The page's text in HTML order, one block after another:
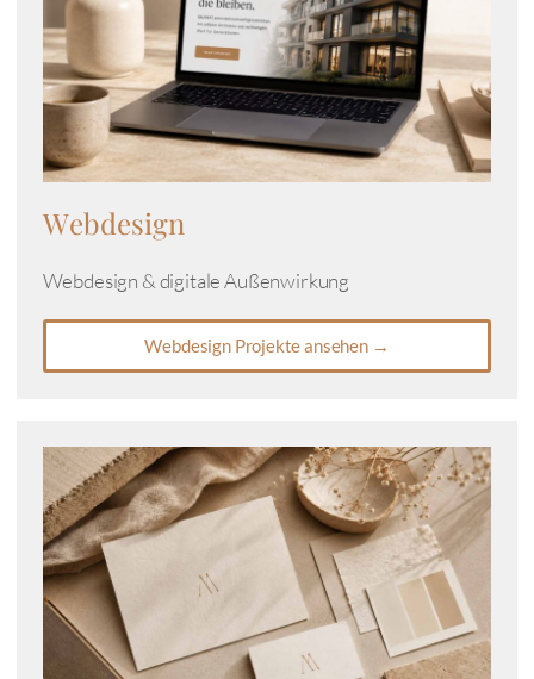
Webdesign
Webdesign & digitale Außenwirkung
Webdesign Projekte ansehen →